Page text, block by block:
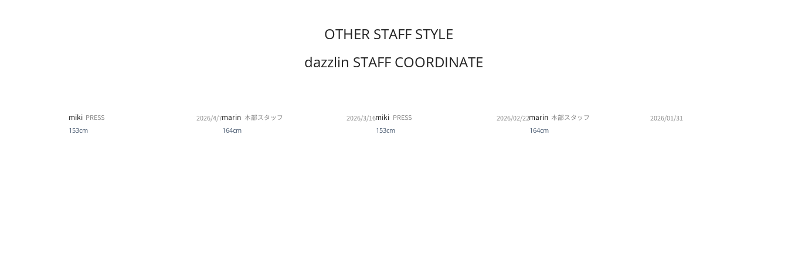
OTHER STAFF STYLE
dazzlin STAFF COORDINATE
miki PRESS 2026/4/7
153cm
marin 本部スタッフ 2026/3/16
164cm
miki PRESS 2026/02/22
153cm
marin 本部スタッフ 2026/01/31
164cm